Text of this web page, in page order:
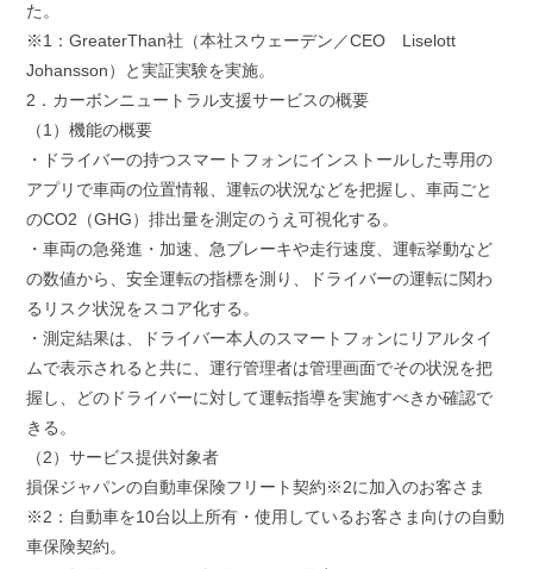
た。
※1：GreaterThan社（本社スウェーデン／CEO Liselott
Johansson）と実証実験を実施。
2．カーボンニュートラル支援サービスの概要
（1）機能の概要
・ドライバーの持つスマートフォンにインストールした専用の
アプリで車両の位置情報、運転の状況などを把握し、車両ごと
のCO2（GHG）排出量を測定のうえ可視化する。
・車両の急発進・加速、急ブレーキや走行速度、運転挙動など
の数値から、安全運転の指標を測り、ドライバーの運転に関わ
るリスク状況をスコア化する。
・測定結果は、ドライバー本人のスマートフォンにリアルタイ
ムで表示されると共に、運行管理者は管理画面でその状況を把
握し、どのドライバーに対して運転指導を実施すべきか確認で
きる。
（2）サービス提供対象者
損保ジャパンの自動車保険フリート契約※2に加入のお客さま
※2：自動車を10台以上所有・使用しているお客さま向けの自動
車保険契約。